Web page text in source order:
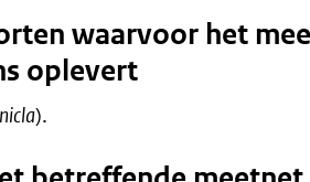
waarvoor het
oplevert
).